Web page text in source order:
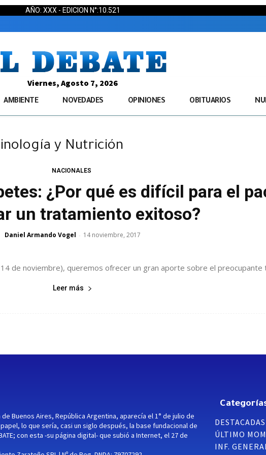
AÑO: XXX - EDICION N°:10.521
Viernes, Agosto 7, 2026
AMBIENTE NOVEDADES OPINIONES OBITUARIOS
y Nutrición
NACIONALES
¿Por qué es difícil para el
un tratamiento exitoso?
Daniel Armando Vogel - 14 noviembre, 2017
de noviembre), queremos ofrecer un gran aporte sobre el preocupante
Leer más
Buenos Aires, República Argentina, aparecía el 1° de julio de
lo que sería, casi un siglo después, la base fundacional de
con esta -su página digital- que subió a Internet, el 27 de
DESTACADAS
ÚLTIMO
INF.